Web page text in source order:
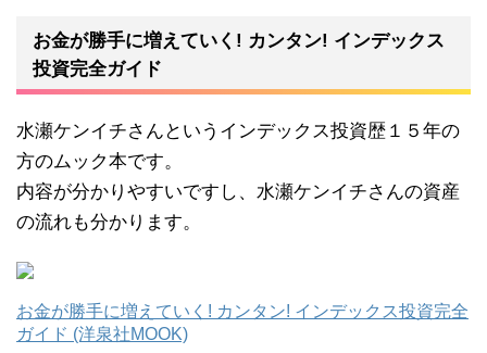
お金が勝手に増えていく! カンタン! インデックス
投資完全ガイド
水瀬ケンイチさんというインデックス投資歴１５年の
方のムック本です。
内容が分かりやすいですし、水瀬ケンイチさんの資産
の流れも分かります。
お金が勝手に増えていく! カンタン! インデックス投資完全
ガイド (洋泉社MOOK)